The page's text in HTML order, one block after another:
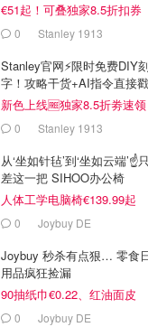
€51起！可叠独家8.5折扣券
0 Stanley 1913
Stanley官网⚡️限时免费DIY
字！攻略干货+AI指令直接戳
新色上线🆓独家8.5折劵速领
0 Stanley 1913
从‘坐如针毡’到‘坐如云端’☝️只
差这一把 SIHOO办公椅
人体工学电脑椅€139.99起
0 Joybuy DE
Joybuy 秒杀有点狠… 零食
用品疯狂捡漏
90抽纸巾€0.22、红油面皮
€0.99
0 Joybuy DE